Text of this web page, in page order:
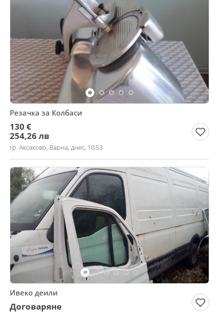
Резачка за Колбаси
130 €
254,26 лв
гр. Аксаково, Варна, днес, 10:53
Ивеко деили
Договаряне